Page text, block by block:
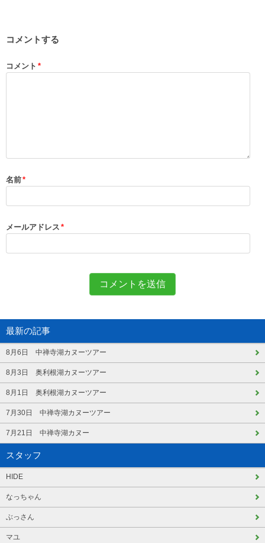
コメントする
コメント *
名前*
メールアドレス *
最新の記事
8月6日 中禅寺湖カヌーツアー
8月3日 奥利根湖カヌーツアー
8月1日 奥利根湖カヌーツアー
7月30日 中禅寺湖カヌーツアー
7月21日 中禅寺湖カヌー
スタッフ
HIDE
なっちゃん
ぶっさん
マユ